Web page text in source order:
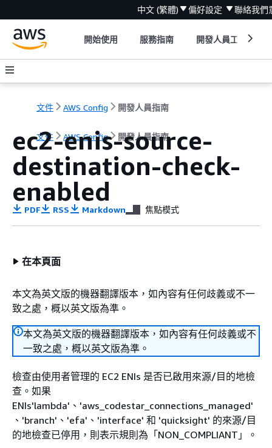
中文 (繁體) 偏好設定 聯絡我們
開始使用 服務指南 開發人員工具
文件 AWS Config 開發人員指南
文件 AWS Config 開發人員指南
ec2-enis-source-
destination-check-
enabled
PDF RSS Markdown 焦點模式
在本頁面
本文為英文版的機器翻譯版本，如內容有任何歧義或不一
致之處，概以英文版為準。
本文為英文版的機器翻譯版本，如內容有任何歧義或不
一致之處，概以英文版為準。
檢查由使用者管理的 EC2 ENIs 是否已啟用來源/目的地檢
查。如果
ENIs'lambda'、'aws_codestar_connections_managed'
、'branch'、'efa'、'interface' 和 'quicksight' 的來源/目
的地檢查已停用，則表示規則為「NON_COMPLIANT」。